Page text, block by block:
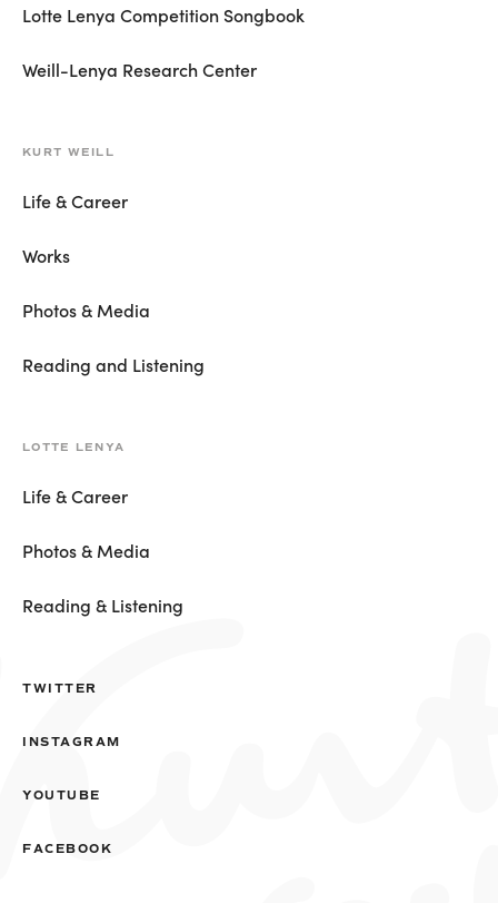
Lotte Lenya Competition Songbook
Weill-Lenya Research Center
KURT WEILL
Life & Career
Works
Photos & Media
Reading and Listening
LOTTE LENYA
Life & Career
Photos & Media
Reading & Listening
TWITTER
INSTAGRAM
YOUTUBE
FACEBOOK